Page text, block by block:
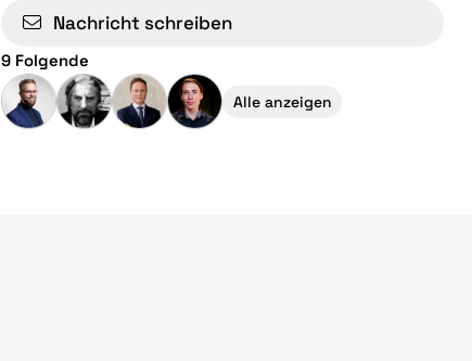
Nachricht schreiben
9 Folgende
Alle anzeigen